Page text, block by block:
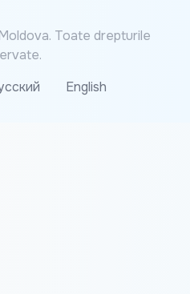
Toate drepturile
English